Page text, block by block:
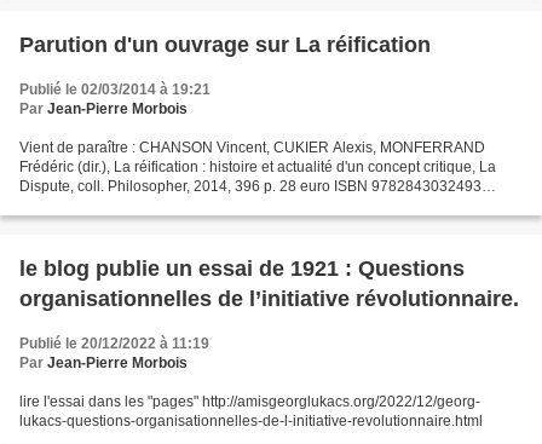
Parution d'un ouvrage sur La réification
Publié le 02/03/2014 à 19:21
Par Jean-Pierre Morbois
Vient de paraître : CHANSON Vincent, CUKIER Alexis, MONFERRAND
Frédéric (dir.), La réification : histoire et actualité d'un concept critique, La
Dispute, coll. Philosopher, 2014, 396 p. 28 euro ISBN 9782843032493
le blog publie un essai de 1921 : Questions
organisationnelles de l’initiative révolutionnaire.
Publié le 20/12/2022 à 11:19
Par Jean-Pierre Morbois
lire l'essai dans les "pages" http://amisgeorglukacs.org/2022/12/georg-
lukacs-questions-organisationnelles-de-l-initiative-revolutionnaire.html